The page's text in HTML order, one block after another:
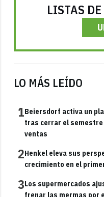
LISTAS
LO MÁS LEÍDO
1Beiersdorf activa un
tras cerrar el semestre
ventas
2Henkel eleva sus
crecimiento en el
3Los supermercados
frenar las mermas por